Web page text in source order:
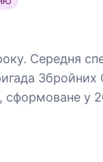
Середня
у